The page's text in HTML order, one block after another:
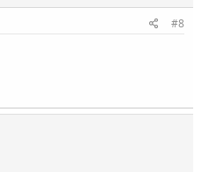
#8